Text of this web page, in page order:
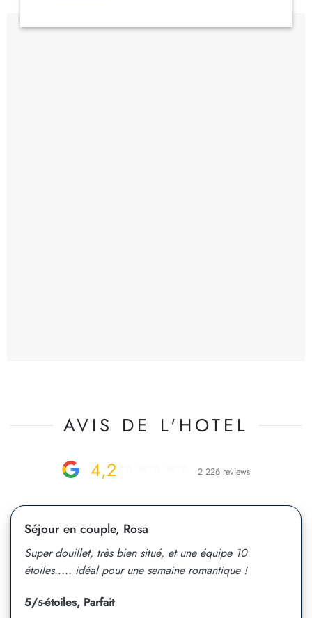
AVIS DE L'HOTEL
4,2 2 226 reviews
Séjour en couple, Rosa
Super douillet, très bien situé, et une équipe 10
étoiles..... idéal pour une semaine romantique !
5/5-étoiles, Parfait